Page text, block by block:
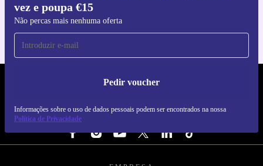
vez e poupa €15
Não percas mais nenhuma oferta
Pedir voucher
Informações sobre o uso de dados pessoais podem ser encontrados na nossa
Política de Privacidade
Para iOS e Android
REFURBED PORTUGAL - RETHINK NEW.
SEGUE-NOS